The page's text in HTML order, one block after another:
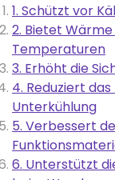
1. Schützt vor
2. Bietet
Temperaturen
3. Erhöht die
4. Reduziert
Unterkühlung
5. Verbessert
6. Unterstützt